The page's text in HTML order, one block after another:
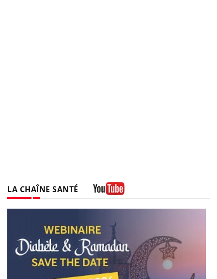
LA CHAÎNE SANTÉ